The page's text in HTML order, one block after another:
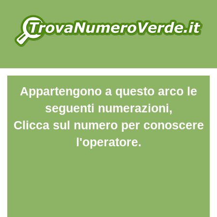
Appartengono a questo arco le
seguenti numerazioni,
Clicca sul numero per conoscere
l'operatore.